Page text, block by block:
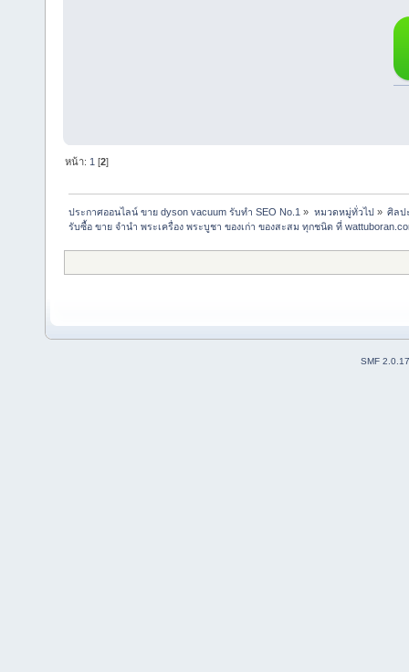
หน้า: 1 [2]
ประกาศออนไลน์ ขาย dyson vacuum รับทำ SEO No.1 » หมวดหมู่ทั่วไป» ศิลป
รับซื้อ ขาย จำนำ พระเครื่อง พระบูชา ของเก่า ของสะสม ทุกชนิด ที่
SMF 2.0.17